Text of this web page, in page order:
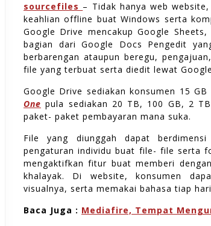
sourcefiles – Tidak hanya web
keahlian offline buat Windows serta
Google Drive mencakup Google
bagian dari Google Docs Pengedit
berbarengan ataupun beregu,
file yang terbuat serta diedit lewat
Google Drive sediakan konsumen 15
One pula sediakan 20 TB, 100 GB, 2
paket- paket pembayaran mana suka.
File yang diunggah dapat
pengaturan individu buat file- file serta
mengaktifkan fitur buat memberi
khalayak. Di website, konsumen
visualnya, serta memakai bahasa tiap
Baca Juga : Mediafire, Tempat